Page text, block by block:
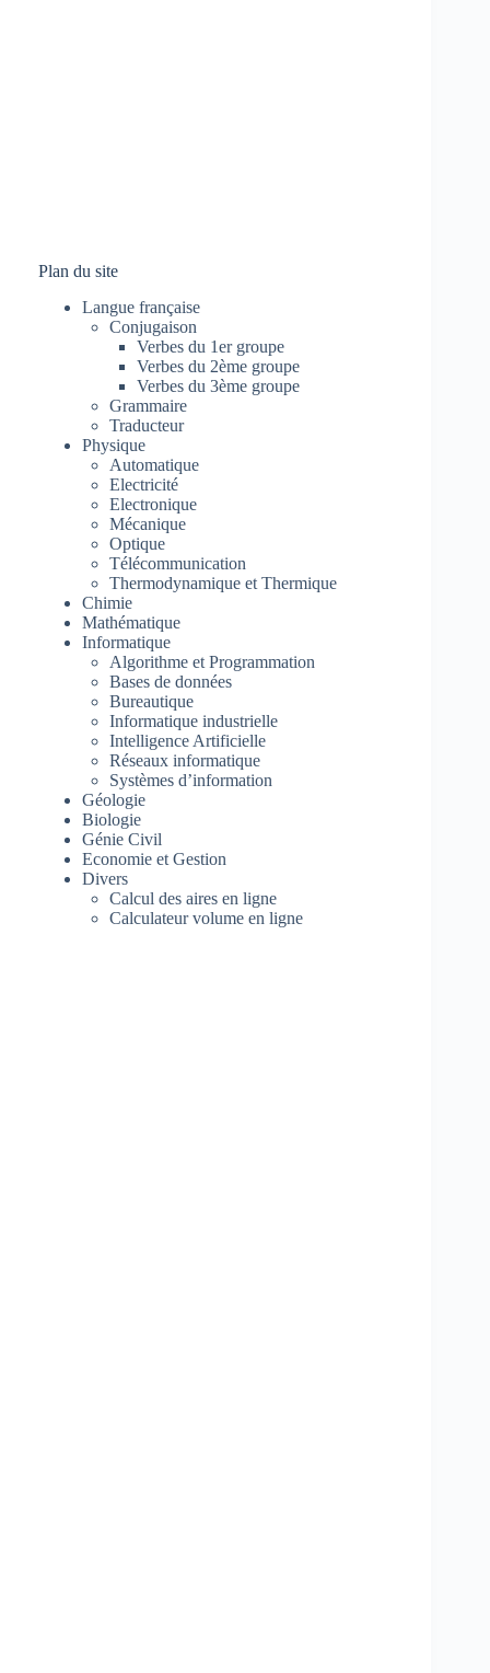
Plan du site
Langue française
Conjugaison
Verbes du 1er groupe
Verbes du 2ème groupe
Verbes du 3ème groupe
Grammaire
Traducteur
Physique
Automatique
Electricité
Electronique
Mécanique
Optique
Télécommunication
Thermodynamique et Thermique
Chimie
Mathématique
Informatique
Algorithme et Programmation
Bases de données
Bureautique
Informatique industrielle
Intelligence Artificielle
Réseaux informatique
Systèmes d’information
Géologie
Biologie
Génie Civil
Economie et Gestion
Divers
Calcul des aires en ligne
Calculateur volume en ligne